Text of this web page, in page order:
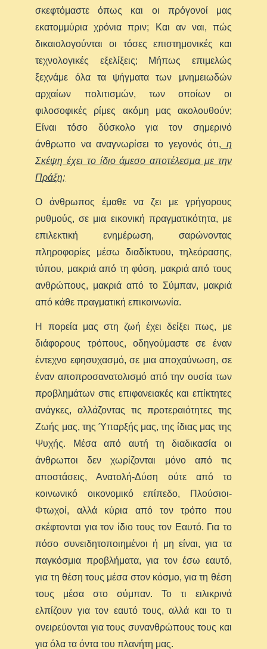
σκεφτόμαστε όπως και οι πρόγονοί μας
εκατομμύρια χρόνια πριν; Και αν ναι, πώς
δικαιολογούνται οι τόσες επιστημονικές και
τεχνολογικές εξελίξεις; Μήπως επιμελώς
ξεχνάμε όλα τα ψήγματα των μνημειωδών
αρχαίων πολιτισμών, των οποίων οι
φιλοσοφικές ρίμες ακόμη μας ακολουθούν;
Είναι τόσο δύσκολο για τον σημερινό
άνθρωπο να αναγνωρίσει το γεγονός ότι, η
Σκέψη έχει το ίδιο άμεσο αποτέλεσμα με την
Πράξη;
Ο άνθρωπος έμαθε να ζει με γρήγορους
ρυθμούς, σε μια εικονική πραγματικότητα, με
επιλεκτική ενημέρωση, σαρώνοντας
πληροφορίες μέσω διαδίκτυου, τηλεόρασης,
τύπου, μακριά από τη φύση, μακριά από τους
ανθρώπους, μακριά από το Σύμπαν, μακριά
από κάθε πραγματική επικοινωνία.
Η πορεία μας στη ζωή έχει δείξει πως, με
διάφορους τρόπους, οδηγούμαστε σε έναν
έντεχνο εφησυχασμό, σε μια αποχαύνωση, σε
έναν αποπροσανατολισμό από την ουσία των
προβλημάτων στις επιφανειακές και επίκτητες
ανάγκες, αλλάζοντας τις προτεραιότητες της
Ζωής μας, της Ύπαρξής μας, της ίδιας μας της
Ψυχής. Μέσα από αυτή τη διαδικασία οι
άνθρωποι δεν χωρίζονται μόνο από τις
αποστάσεις, Ανατολή-Δύση ούτε από το
κοινωνικό οικονομικό επίπεδο, Πλούσιοι-
Φτωχοί, αλλά κύρια από τον τρόπο που
σκέφτονται για τον ίδιο τους τον Εαυτό. Για το
πόσο συνειδητοποιημένοι ή μη είναι, για τα
παγκόσμια προβλήματα, για τον έσω εαυτό,
για τη θέση τους μέσα στον κόσμο, για τη θέση
τους μέσα στο σύμπαν. Το τι ειλικρινά
ελπίζουν για τον εαυτό τους, αλλά και το τι
ονειρεύονται για τους συνανθρώπους τους και
για όλα τα όντα του πλανήτη μας.